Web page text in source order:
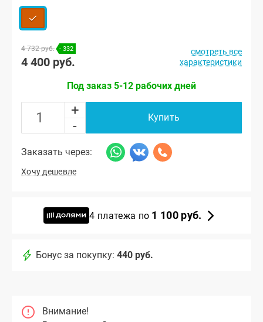
4 732 руб. - 332
4 400 руб.
смотреть все
характеристики
Под заказ 5-12 рабочих дней
+
-
Купить
Заказать через:
Хочу дешевле
4 платежа по 1 100 руб.
Бонус за покупку: 440 руб.
Внимание!